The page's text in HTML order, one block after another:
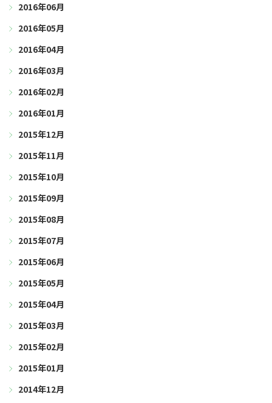
2016年06月
2016年05月
2016年04月
2016年03月
2016年02月
2016年01月
2015年12月
2015年11月
2015年10月
2015年09月
2015年08月
2015年07月
2015年06月
2015年05月
2015年04月
2015年03月
2015年02月
2015年01月
2014年12月